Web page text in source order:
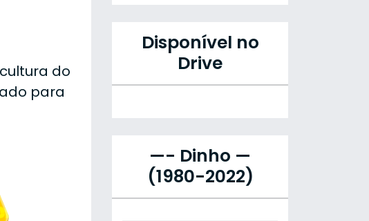
do
para
Disponível no
Drive
—- Dinho —
(1980-2022)